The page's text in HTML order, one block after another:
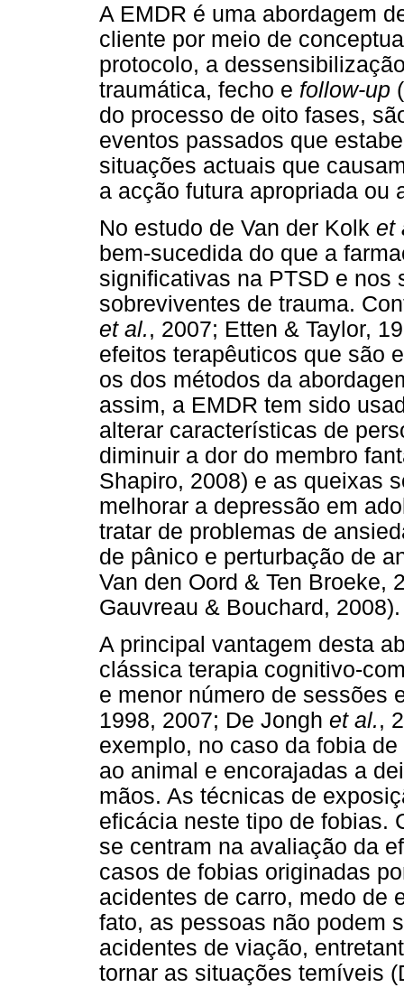
A EMDR é uma abordagem
cliente por meio de
protocolo, a
traumática, fecho e follow-up
do processo de oito fases,
eventos passados que
situações actuais que
a acção futura apropriada ou
No estudo de Van der Kolk et
bem-sucedida do que a
significativas na PTSD e nos
sobreviventes de trauma.
et al., 2007; Etten & Taylor,
efeitos terapêuticos que são
os dos métodos da
assim, a EMDR tem sido
alterar características de
diminuir a dor do membro
Shapiro, 2008) e as queixas
melhorar a depressão em
tratar de problemas de
de pânico e perturbação de
Van den Oord & Ten Broeke,
Gauvreau & Bouchard, 2008).
A principal vantagem desta
clássica terapia cognitivo-
e menor número de sessões
1998, 2007; De Jongh et al.,
exemplo, no caso da fobia
ao animal e encorajadas a
mãos. As técnicas de
eficácia neste tipo de fobias.
se centram na avaliação da
casos de fobias originadas
acidentes de carro, medo de
fato, as pessoas não podem
acidentes de viação,
tornar as situações temíveis